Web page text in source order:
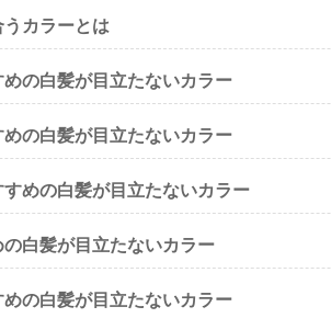
カラーとは
めの白髪が目立たないカラー
めの白髪が目立たないカラー
すめの白髪が目立たないカラー
の白髪が目立たないカラー
めの白髪が目立たないカラー